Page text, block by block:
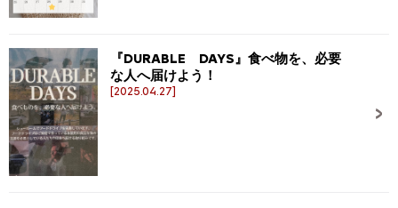
『DURABLE DAYS』食べ物を、必要
な人へ届けよう！
[2025.04.27]